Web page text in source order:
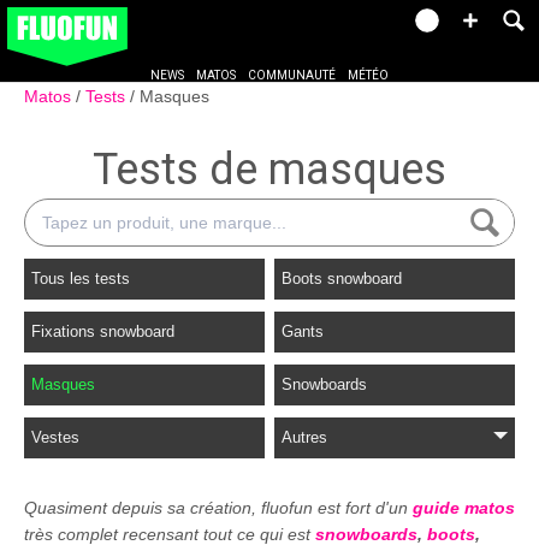
NEWS MATOS COMMUNAUTÉ MÉTÉO
Matos Tests Masques
Tests de masques
Tous les tests Boots snowboard
Fixations snowboard Gants
Masques Snowboards
Vestes Autres
Quasiment depuis sa création, fluofun est fort d'un guide matos
très complet recensant tout ce qui est snowboards, boots,